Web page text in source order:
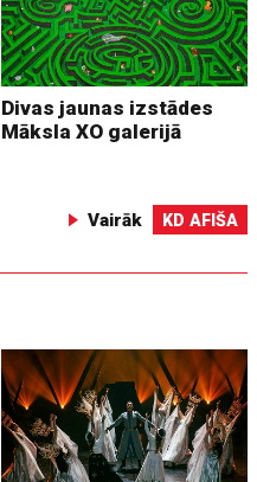
Divas jaunas izstādes
Māksla XO galerijā
Vairāk KD AFIŠA